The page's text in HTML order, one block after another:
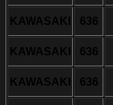
KAWASAKI 636
KAWASAKI 636
KAWASAKI 636